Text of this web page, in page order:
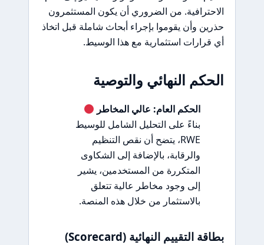
الاحترافية. من الضروري أن يكون المستثمرون
حذرين وأن يقوموا بإجراء أبحاث شاملة قبل اتخاذ
أي قرارات استثمارية مع هذا الوسيط.
الحكم النهائي والتوصية
الحكم العام: عالي المخاطر
بناءً على التحليل الشامل للوسيط
RWE، يتضح أن نقص التنظيم
والرقابة، بالإضافة إلى الشكاوى
المتكررة من المستخدمين، يشير
إلى وجود مخاطر عالية تتعلق
بالاستثمار من خلال هذه المنصة.
بطاقة التقييم النهائية (Scorecard)